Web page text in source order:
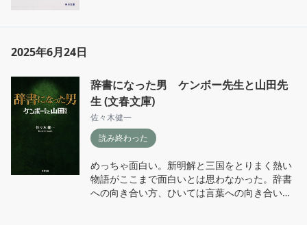
2025年6月24日
辞書になった男 ケンボー先生と山田先
生 (文春文庫)
佐々木健一
読み終わった
めっちゃ面白い。新明解と三国をとりまく熱い
物語がここまで面白いとは思わなかった。辞書
への向き合い方、ひいては言葉への向き合い方